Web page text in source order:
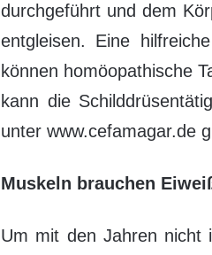
durchgeführt und dem
entgleisen. Eine
können homöopathische
kann die
unter www.cefamagar.de
Muskeln brauchen
Um mit den Jahren nicht